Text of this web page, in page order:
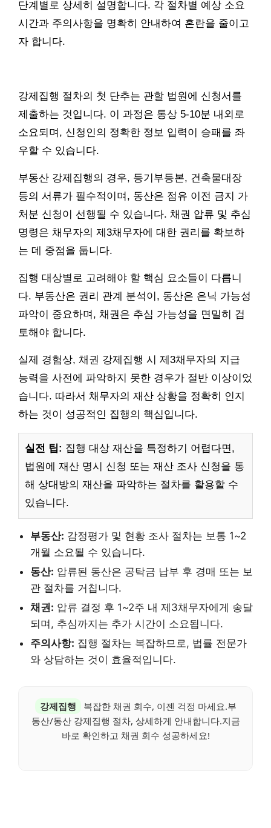
단계별로 상세히 설명합니다. 각 절차별 예상 소요
시간과 주의사항을 명확히 안내하여 혼란을 줄이고
자 합니다.
강제집행 절차의 첫 단추는 관할 법원에 신청서를
제출하는 것입니다. 이 과정은 통상 5-10분 내외로
소요되며, 신청인의 정확한 정보 입력이 승패를 좌
우할 수 있습니다.
부동산 강제집행의 경우, 등기부등본, 건축물대장
등의 서류가 필수적이며, 동산은 점유 이전 금지 가
처분 신청이 선행될 수 있습니다. 채권 압류 및 추심
명령은 채무자의 제3채무자에 대한 권리를 확보하
는 데 중점을 둡니다.
집행 대상별로 고려해야 할 핵심 요소들이 다릅니
다. 부동산은 권리 관계 분석이, 동산은 은닉 가능성
파악이 중요하며, 채권은 추심 가능성을 면밀히 검
토해야 합니다.
실제 경험상, 채권 강제집행 시 제3채무자의 지급
능력을 사전에 파악하지 못한 경우가 절반 이상이었
습니다. 따라서 채무자의 재산 상황을 정확히 인지
하는 것이 성공적인 집행의 핵심입니다.
실전 팁: 집행 대상 재산을 특정하기 어렵다면,
법원에 재산 명시 신청 또는 재산 조사 신청을 통
해 상대방의 재산을 파악하는 절차를 활용할 수
있습니다.
부동산: 감정평가 및 현황 조사 절차는 보통 1~2
개월 소요될 수 있습니다.
동산: 압류된 동산은 공탁금 납부 후 경매 또는 보
관 절차를 거칩니다.
채권: 압류 결정 후 1~2주 내 제3채무자에게 송달
되며, 추심까지는 추가 시간이 소요됩니다.
주의사항: 집행 절차는 복잡하므로, 법률 전문가
와 상담하는 것이 효율적입니다.
강제집행
복잡한 채권 회수, 이젠 걱정 마세요.부
동산/동산 강제집행 절차, 상세하게 안내합니다.지금
바로 확인하고 채권 회수 성공하세요!